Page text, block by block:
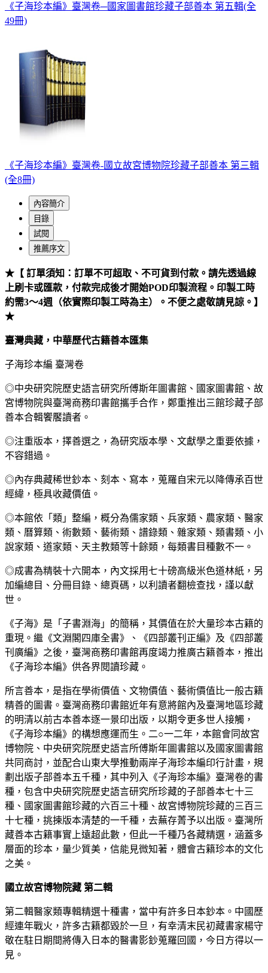
《子海珍本編》臺灣卷─國家圖書館珍藏子部善本 第五輯(全
49冊)
《子海珍本編》臺灣卷-國立故宮博物院珍藏子部善本 第三輯
(全8冊)
內容簡介
目錄
試閱
推薦序文
★【 訂單須知：訂單不可超取、不可貨到付款。請先透過線
上刷卡或匯款，付款完成後才開始POD印製流程。印製工時
約需3～4週（依實際印製工時為主）。不便之處敬請見諒。】
★
臺灣典藏，中華歷代古籍善本匯集
子海珍本編 臺灣卷
◎中央研究院歷史語言研究所傅斯年圖書館、國家圖書館、故
宮博物院與臺灣商務印書館攜手合作，鄭重推出三館珍藏子部
善本合輯饗饜讀者。
◎注重版本，擇善選之，為研究版本學、文獻學之重要依據，
不容錯過。
◎內存典藏稀世鈔本、刻本、寫本，蒐羅自宋元以降傳承百世
經緯，極具收藏價值。
◎本館依「類」整編，概分為儒家類、兵家類、農家類、醫家
類、曆算類、術數類、藝術類、譜錄類、雜家類、類書類、小
說家類、道家類、天主教類等十餘類，每類書目種數不一。
◎成書為精裝十六開本，內文採用七十磅高級米色道林紙，另
加編總目、分冊目錄、總頁碼，以利讀者翻檢查找，謹以獻
世。
《子海》是「子書淵海」的簡稱，其價值在於大量珍本古籍的
重現。繼《文淵閣四庫全書》、《四部叢刊正編》及《四部叢
刊廣編》之後，臺灣商務印書館再度竭力推廣古籍善本，推出
《子海珍本編》供各界閱讀珍藏。
所言善本，是指在學術價值、文物價值、藝術價值比一般古籍
精善的圖書。臺灣商務印書館近年有意將館內及臺灣地區珍藏
的明清以前古本善本逐一景印出版，以期令更多世人接觸，
《子海珍本編》的構想應運而生。二○一二年，本館會同故宮
博物院、中央研究院歷史語言所傅斯年圖書館以及國家圖書館
共同商討，並配合山東大學推動兩岸子海珍本編印行計畫，規
劃出版子部善本五千種，其中列入《子海珍本編》臺灣卷的書
種，包含中央研究院歷史語言研究所珍藏的子部善本七十三
種、國家圖書館珍藏的六百三十種、故宮博物院珍藏的三百三
十七種，挑揀版本清楚的一千種，去蕪存菁予以出版。臺灣所
藏善本古籍事實上遠超此數，但此一千種乃各藏精選，涵蓋多
層面的珍本，量少質美，信能見微知著，體會古籍珍本的文化
之美。
國立故宮博物院藏 第二輯
第二輯醫家類專輯精選十種書，當中有許多日本鈔本。中國歷
經連年戰火，許多古籍都毀於一旦，有幸清末民初藏書家楊守
敬在駐日期間將傳入日本的醫書影鈔蒐羅回國，今日方得以一
見。